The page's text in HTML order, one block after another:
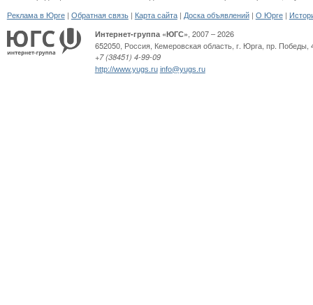
Реклама в Юрге| Обратная связь| Карта сайта| Доска объявлений| О Юрге|
Интернет-группа «ЮГС» , 2007 – 2026
652050, Россия, Кемеровская область, г. Юрга, пр. Победы,
+7 (38451) 4-99-09
http://www.yugs.ru info@yugs.ru